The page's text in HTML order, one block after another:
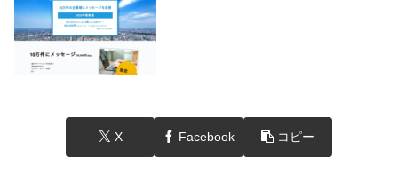
X Facebook コピー